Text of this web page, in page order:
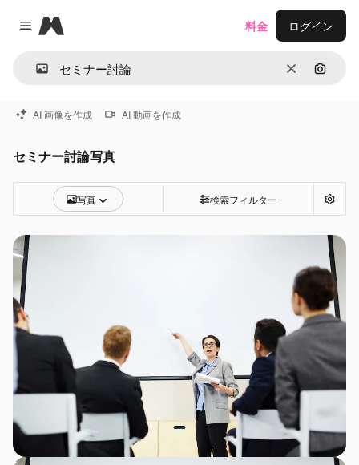
Close menu
Magnific
消去 画像で
料金 ログイン
AI 画像を作成 AI 動画を作成
セミナー討論写真
写真 検索フィルター